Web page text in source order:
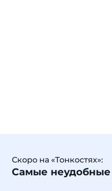
Скоро на «Тонкостях»:
Самые неудобные